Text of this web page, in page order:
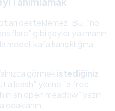
desteklemez. Bu, “no
flare” gibi şeyler yazmanın
modeli kafa karışıklığına
görmek istediğiniz
a leash” yerine “a free-
an open meadow” yazın.
odaklanın.